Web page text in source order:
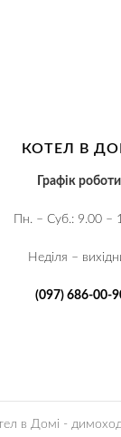
КОТЕЛ В
Графік
Пн. – Суб.: 9.00 –
Неділя –
(097) 686-00-
в Домі -